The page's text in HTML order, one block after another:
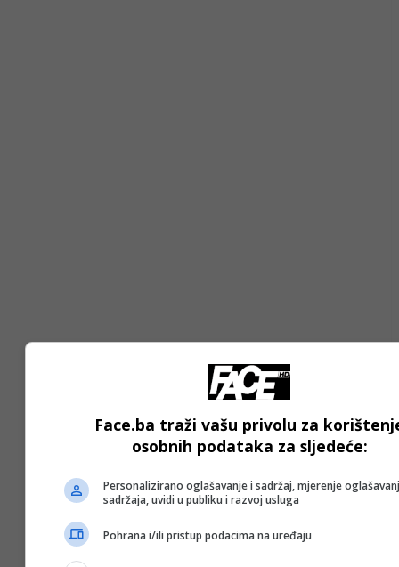
Face.ba traži vašu privolu za
osobnih podataka za sljedeće:
Personalizirano oglašavanje i sadržaj, mjerenje
sadržaja, uvidi u publiku i razvoj usluga
Pohrana i/ili pristup podacima na uređaju